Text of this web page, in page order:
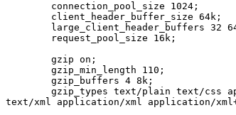
        connection_pool_size 1024;
        client_header_buffer_size 64k;
large_client_header_buffers 32
        request_pool_size 16k;
        gzip on;
        gzip_min_length 110;
        gzip_buffers 4 8k;
gzip_types text/plain text/css
text/xml application/xml application/